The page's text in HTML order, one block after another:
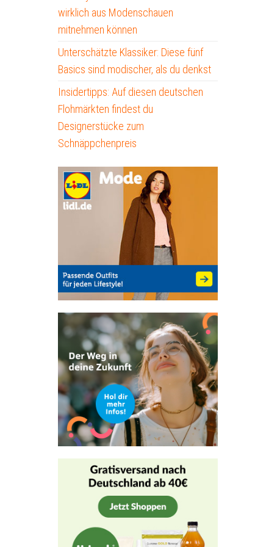
wirklich aus Modenschauen
mitnehmen können
Unterschätzte Klassiker: Diese fünf
Basics sind modischer, als du denkst
Insidertipps: Auf diesen deutschen
Flohmärkten findest du
Designerstücke zum
Schnäppchenpreis